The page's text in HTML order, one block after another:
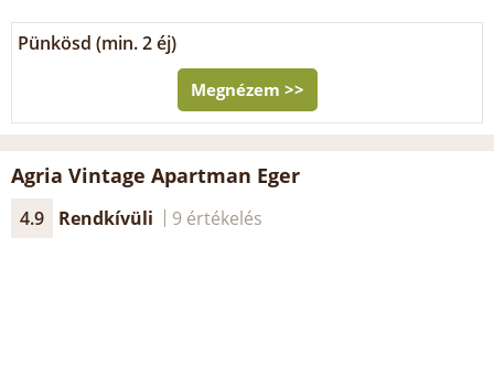
Pünkösd (min. 2 éj)
Megnézem >>
Agria Vintage Apartman Eger
4.9 Rendkívüli 9 értékelés